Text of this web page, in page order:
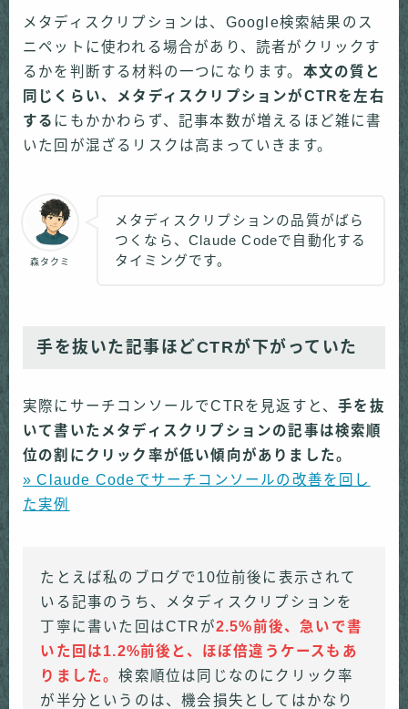
メタディスクリプションは、Google検索結果のス
ニペットに使われる場合があり、読者がクリックす
るかを判断する材料の一つになります。 本文の質と
同じくらい、メタディスクリプションがCTRを左右
する にもかかわらず、記事本数が増えるほど雑に書
いた回が混ざるリスクは高まっていきます。
森タクミ
メタディスクリプションの品質がばら
つくなら、Claude Codeで自動化する
タイミングです。
手を抜いた記事ほどCTRが下がっていた
実際にサーチコンソールでCTRを見返すと、手を抜
いて書いたメタディスクリプションの記事は検索順
位の割にクリック率が低い傾向がありました。
» Claude Codeでサーチコンソールの改善を回し
た実例
たとえば私のブログで10位前後に表示されて
いる記事のうち、メタディスクリプションを
丁寧に書いた回はCTRが2.5%前後、急いで書
いた回は1.2%前後と、ほぼ倍違うケースもあ
りました。検索順位は同じなのにクリック率
が半分というのは、機会損失としてはかなり